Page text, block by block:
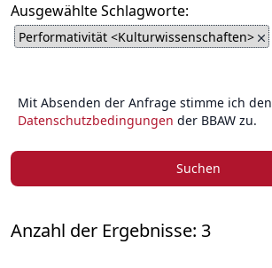
Ausgewählte Schlagworte:
Performativität <Kulturwissenschaften>
Mit Absenden der Anfrage stimme ich den
Datenschutzbedingungen der BBAW zu.
Suchen
Anzahl der Ergebnisse: 3